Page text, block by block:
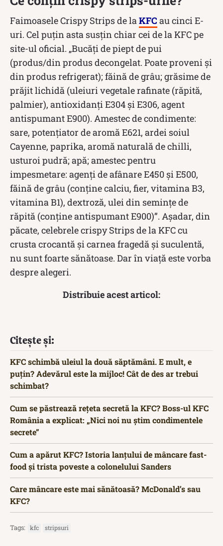
Faimoasele Crispy Strips de la KFC au cinci E-
uri. Cel puțin asta susțin chiar cei de la KFC pe
site-ul oficial. „Bucăți de piept de pui
(produs/din produs decongelat. Poate proveni și
din produs refrigerat); făină de grâu; grăsime de
prăjit lichidă (uleiuri vegetale rafinate (răpită,
palmier), antioxidanți E304 și E306, agent
antispumant E900). Amestec de condimente:
sare, potențiator de aromă E621, ardei soiul
Cayenne, paprika, aromă naturală de chilli,
usturoi pudră; apă; amestec pentru
impesmetare: agenți de afânare E450 și E500,
făină de grâu (conține calciu, fier, vitamina B3,
vitamina B1), dextroză, ulei din semințe de
răpită (conține antispumant E900)”. Așadar, din
păcate, celebrele crispy Strips de la KFC cu
crusta crocantă și carnea fragedă și suculentă,
nu sunt foarte sănătoase. Dar în viață este vorba
despre alegeri.
Distribuie acest articol:
Citește și:
KFC schimbă uleiul la două săptămâni. E mult, e
puțin? Adevărul este la mijloc! Cât de des ar trebui
schimbat?
Cum se păstrează rețeta secretă la KFC? Boss-ul KFC
România a explicat: „Nici noi nu știm condimentele
secrete”
Cum a apărut KFC? Istoria lanțului de mâncare fast-
food și trista poveste a colonelului Sanders
Care mâncare este mai sănătoasă? McDonald’s sau
KFC?
Tags: kfc stripsuri